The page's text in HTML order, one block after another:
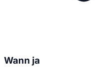
Wann ja